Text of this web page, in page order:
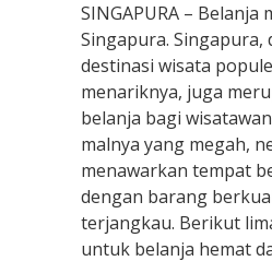
SINGAPURA – Belanja
Singapura. Singapura,
destinasi wisata
menariknya, juga
belanja bagi
malnya yang megah,
menawarkan tempat
dengan barang
terjangkau. Berikut
untuk belanja hemat